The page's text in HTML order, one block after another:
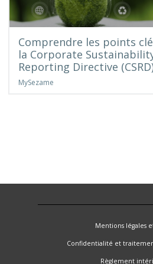
Comprendre les points
la Corporate
Reporting Directive
MySezame
Mentions légales
Confidentialité et
Règlement